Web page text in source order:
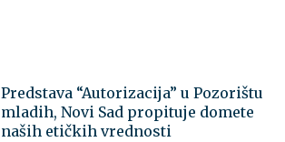
Predstava “Autorizacija” u Pozorištu
mladih, Novi Sad propituje domete
naših etičkih vrednosti